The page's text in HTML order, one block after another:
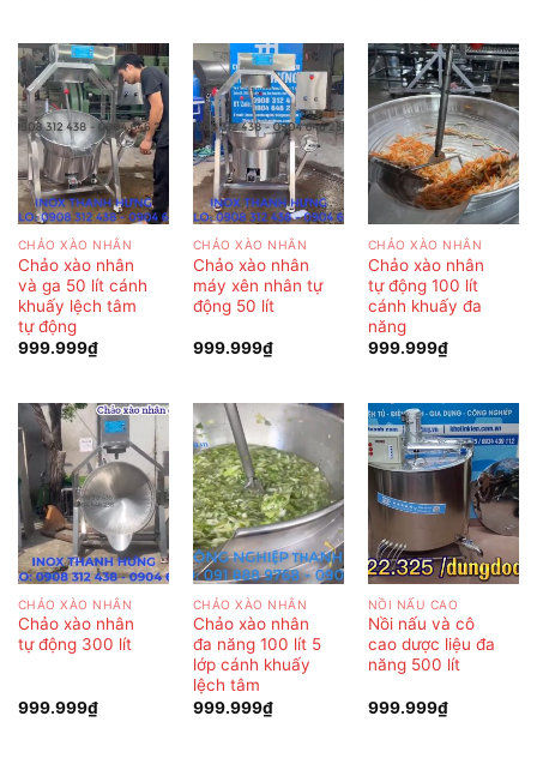
CHẢO XÀO NHÂN
Chảo xào nhân
và ga 50 lít cánh
khuấy lệch tâm
tự động
999.999₫
CHẢO XÀO NHÂN
Chảo xào nhân
máy xên nhân tự
động 50 lít
999.999₫
CHẢO XÀO NHÂN
Chảo xào nhân
tự động 100 lít
cánh khuấy đa
năng
999.999₫
CHẢO XÀO NHÂN
Chảo xào nhân
tự động 300 lít
999.999₫
CHẢO XÀO NHÂN
Chảo xào nhân
đa năng 100 lít 5
lớp cánh khuấy
lệch tâm
999.999₫
NỒI NẤU CAO
Nồi nấu và cô
cao dược liệu đa
năng 500 lít
999.999₫